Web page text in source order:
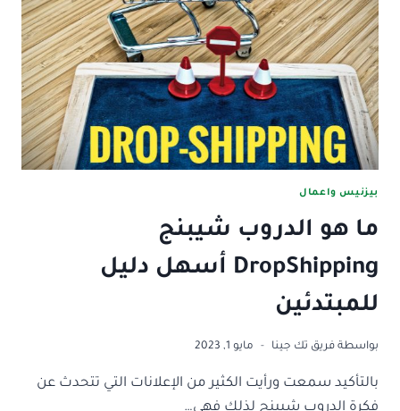
SEO؟
دليلك
الشامل
بيزنيس واعمال
ما هو الدروب شيبنج
DropShipping أسهل دليل
للمبتدئين
بواسطة فريق تك جينا مايو 1, 2023
بالتأكيد سمعت ورأيت الكثير من الإعلانات التي تتحدث عن
فكرة الدروب شيبنج لذلك فهي…